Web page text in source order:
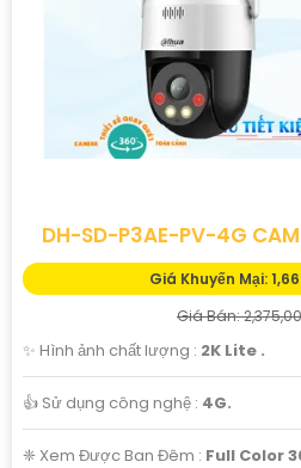
DH-SD-P3AE-PV-4G
Giá Khuyến Mại:
Giá Bán:
✨ Hình ảnh chất lượng : 2K Lite .
👍 Sử dụng công nghệ : 4G.
❈ Xem Được Ban Đêm : Full Color